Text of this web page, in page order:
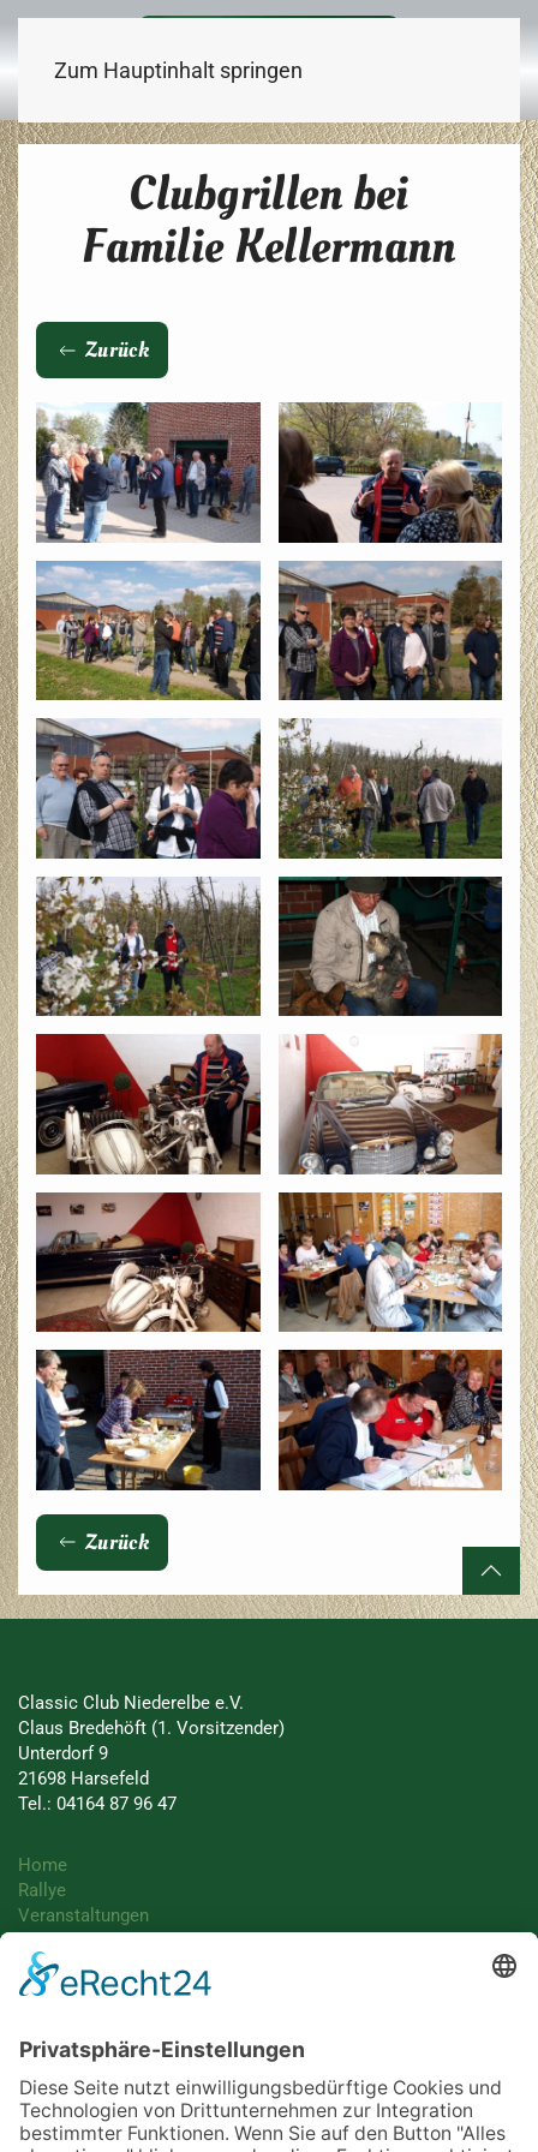
Zum Hauptinhalt springen
Clubgrillen bei
Familie Kellermann
Zurück
Zurück
Classic Club Niederelbe e.V.
Claus Bredehöft (1. Vorsitzender)
Unterdorf 9
21698 Harsefeld
Tel.: 04164 87 96 47
Home
Rallye
Veranstaltungen
Bildarchiv
Presse